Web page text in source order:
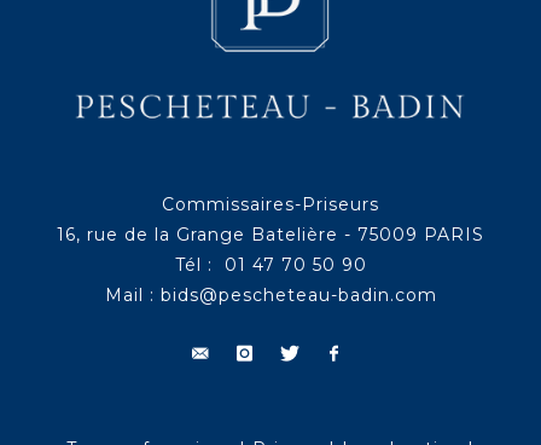
Commissaires-Priseurs
16, rue de la Grange Batelière - 75009 PARIS
Tél : 01 47 70 50 90
Mail : bids@pescheteau-badin.com